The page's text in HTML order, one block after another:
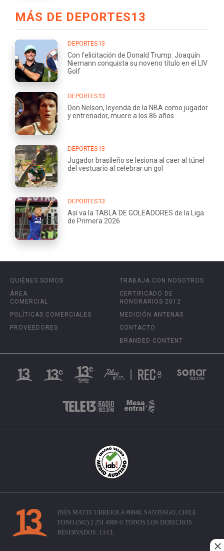
MÁS DE DEPORTES13
DEPORTES13
Con felicitación de Donald Trump: Joaquín
Niemann conquista su noveno título en el LIV
Golf
DEPORTES13
Don Nelson, leyenda de la NBA como jugador
y entrenador, muere a los 86 años
DEPORTES13
Jugador brasileño se lesiona al caer al túnel
del vestuario al celebrar un gol
DEPORTES13
Así va la TABLA DE GOLEADORES de la Liga
de Primera 2026
QUIÉNES SOMOS
ÁREA
COMERCIAL
POLÍTICAS COMERCIALES
PROVEEDORES
TRABAJA CON NOSOTROS
CERTIFICADO DE
HONORARIOS 2012
MEDICIÓN ANTENAS
CONTACTO
BRANDED CONTENT
INÉS MATTE URREJOLA #0848, SANTIAGO, CHILE
FONO (562) 2 251 4000 © TODOS LOS DERECHOS
RESERVADOS. 13.CL